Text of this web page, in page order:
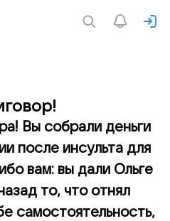
Вы собрали деньги
после инсульта для
вам: вы дали Ольге
то, что отнял
самостоятельность,